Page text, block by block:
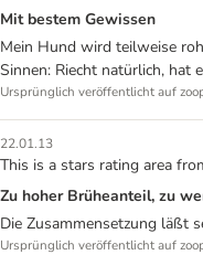
Mit bestem Gewissen
Mein Hund wird teilweise
Sinnen: Riecht natürlich, hat
Ursprünglich veröffentlicht auf
22.01.13
This is a stars rating area
Zu hoher Brüheanteil, zu
Die Zusammensetzung läßt
Ursprünglich veröffentlicht auf